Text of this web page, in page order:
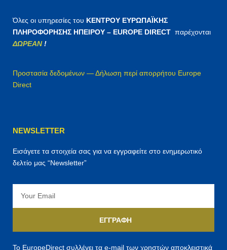
Όλες οι υπηρεσίες του ΚΕΝΤΡΟΥ ΕΥΡΩΠΑΪΚΗΣ
ΠΛΗΡΟΦΟΡΗΣΗΣ ΗΠΕΙΡΟΥ – EUROPE DIRECT παρέχονται
ΔΩΡΕΑΝ!
Προστασία δεδομένων — Δήλωση περί απορρήτου Europe
Direct
NEWSLETTER
Εισάγετε τα στοιχεία σας για να εγγραφείτε στο ενημερωτικό
δελτίο μας “Newsletter”
ΕΓΓΡΑΦΉ
Το EuropeDirect συλλέγει τα e-mail των χρηστών αποκλειστικά